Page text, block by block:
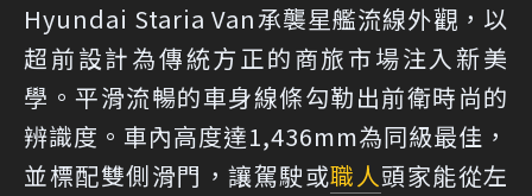
Hyundai Staria Van承襲星艦流線外觀，以
超前設計為傳統方正的商旅市場注入新美
學。平滑流暢的車身線條勾勒出前衛時尚的
辨識度。車內高度達1,436mm為同級最佳，
並標配雙側滑門，讓駕駛或職人頭家能從左